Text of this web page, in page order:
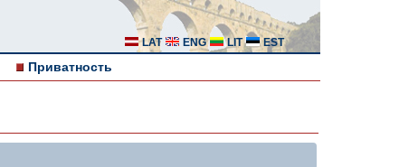
LAT ENG LIT EST
Приватность